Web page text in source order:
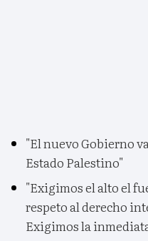
"El nuevo Gobierno
Estado Palestino"
"Exigimos el alto el
respeto al derecho
Exigimos la